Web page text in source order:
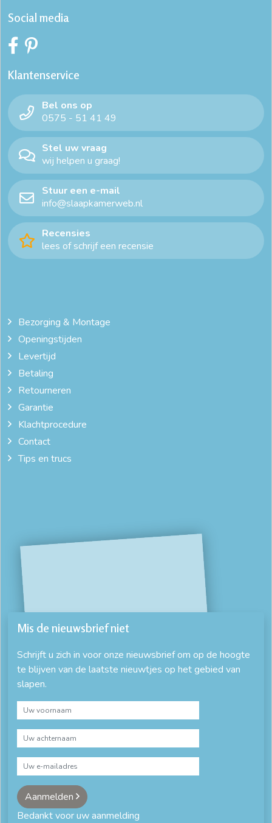
Social media
Klantenservice
Bel ons op
0575 - 51 41 49
Stel uw vraag
wij helpen u graag!
Stuur een e-mail
info@slaapkamerweb.nl
Recensies
lees of schrijf een recensie
Bezorging & Montage
Openingstijden
Levertijd
Betaling
Retourneren
Garantie
Klachtprocedure
Contact
Tips en trucs
Mis de nieuwsbrief niet
Schrijft u zich in voor onze nieuwsbrief om op de hoogte
te blijven van de laatste nieuwtjes op het gebied van
slapen.
Aanmelden
Bedankt voor uw aanmelding